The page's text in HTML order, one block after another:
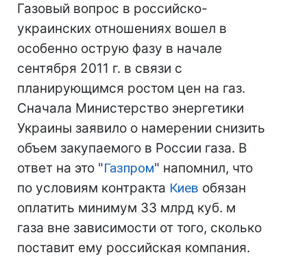
Газовый вопрос в российско-
украинских отношениях вошел в
особенно острую фазу в начале
сентября 2011 г. в связи с
планирующимся ростом цен на газ.
Сначала Министерство энергетики
Украины заявило о намерении снизить
объем закупаемого в России газа. В
ответ на это "Газпром" напомнил, что
по условиям контракта Киев обязан
оплатить минимум 33 млрд куб. м
газа вне зависимости от того, сколько
поставит ему российская компания.